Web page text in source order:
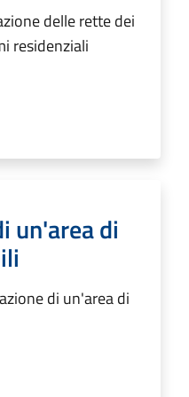
delle rette dei
residenziali
un'area di
di un'area di